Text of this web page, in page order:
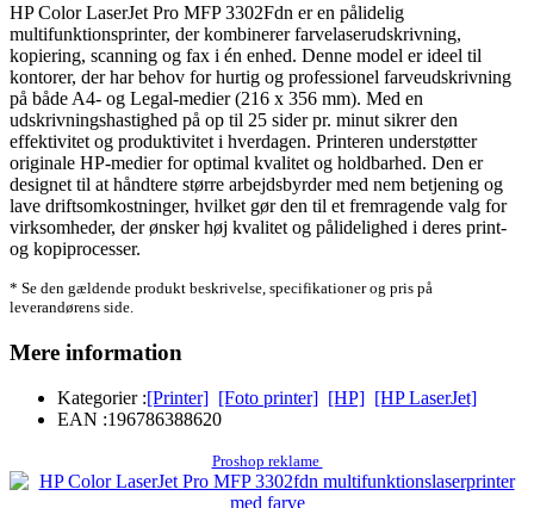
HP Color LaserJet Pro MFP 3302Fdn er en pålidelig
multifunktionsprinter, der kombinerer farvelaserudskrivning,
kopiering, scanning og fax i én enhed. Denne model er ideel til
kontorer, der har behov for hurtig og professionel farveudskrivning
på både A4- og Legal-medier (216 x 356 mm). Med en
udskrivningshastighed på op til 25 sider pr. minut sikrer den
effektivitet og produktivitet i hverdagen. Printeren understøtter
originale HP-medier for optimal kvalitet og holdbarhed. Den er
designet til at håndtere større arbejdsbyrder med nem betjening og
lave driftsomkostninger, hvilket gør den til et fremragende valg for
virksomheder, der ønsker høj kvalitet og pålidelighed i deres print-
og kopiprocesser.
* Se den gældende produkt beskrivelse, specifikationer og pris på
leverandørens side.
Mere information
Kategorier :[Printer] [Foto printer] [HP] [HP LaserJet]
EAN :196786388620
Proshop reklame